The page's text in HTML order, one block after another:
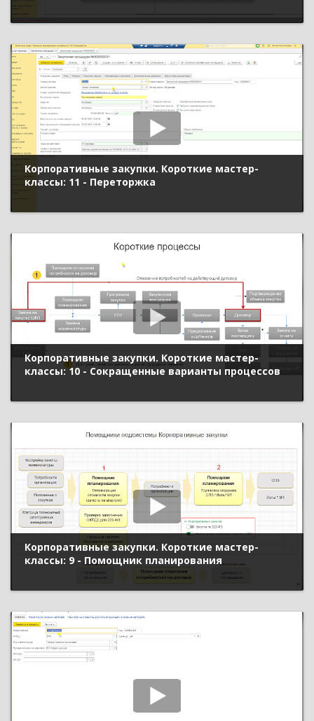
Корпоративные закупки. Короткие мастер-
классы: 11 - Переторжка
Корпоративные закупки. Короткие мастер-
классы: 10 - Сокращенные варианты процессов
Корпоративные закупки. Короткие мастер-
классы: 9 - Помощник планирования